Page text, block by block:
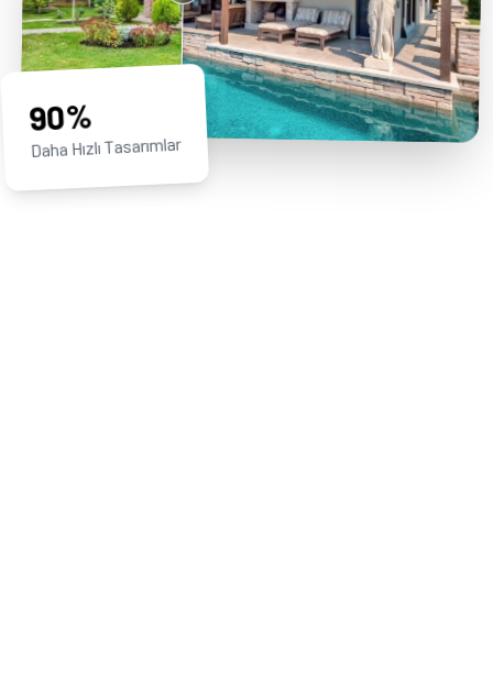
90%
Daha Hızlı Tasarımlar